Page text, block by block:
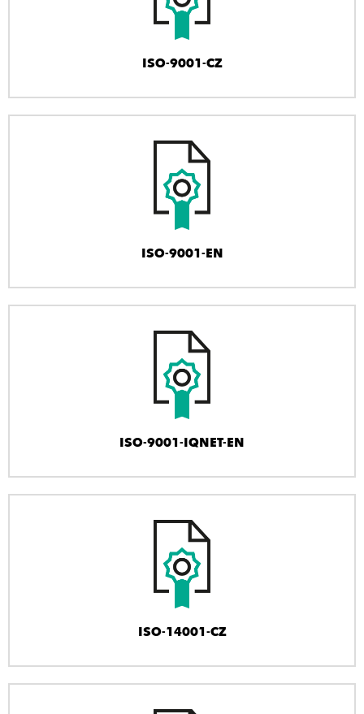
ISO-9001-CZ
ISO-9001-EN
ISO-9001-IQNET-EN
ISO-14001-CZ